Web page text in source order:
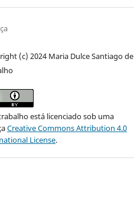
(c) 2024 Maria Dulce Santiago de
está licenciado sob uma
Creative Commons Attribution 4.0
License.